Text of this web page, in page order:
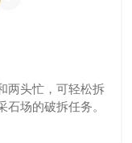
两头忙，可轻松拆
场的破拆任务。